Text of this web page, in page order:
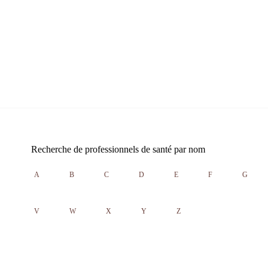
Recherche de professionnels de santé par nom
A B C D E F G
V W X Y Z